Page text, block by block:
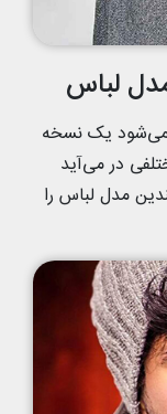
لباس
نمی‌شود یک نسخه
در می‌آید
مدل لباس را